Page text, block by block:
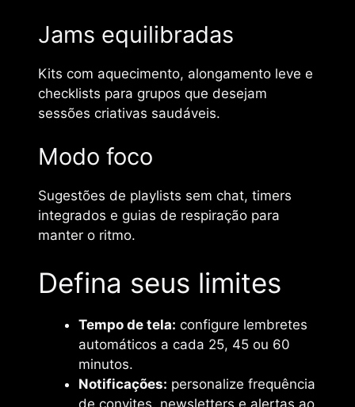
Jams equilibradas
Kits com aquecimento, alongamento leve e
checklists para grupos que desejam
sessões criativas saudáveis.
Modo foco
Sugestões de playlists sem chat, timers
integrados e guias de respiração para
manter o ritmo.
Defina seus limites
Tempo de tela: configure lembretes
automáticos a cada 25, 45 ou 60
minutos.
Notificações: personalize frequência
de convites, newsletters e alertas ao